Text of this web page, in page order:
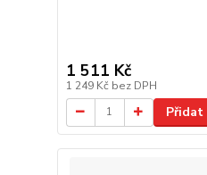
1 511 Kč
1 249 Kč bez DPH
Přidat